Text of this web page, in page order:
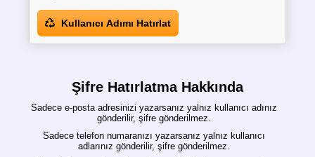
Kullanıcı Adımı Hatırlat
Şifre Hatırlatma Hakkında
Sadece e-posta adresinizi yazarsanız yalnız kullanıcı adınız
gönderilir, şifre gönderilmez.
Sadece telefon numaranızı yazarsanız yalnız kullanıcı
adlarınız gönderilir, şifre gönderilmez.